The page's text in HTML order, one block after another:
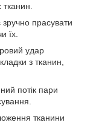
прасувати
їх.
удар
з тканин,
потік пари
тканини